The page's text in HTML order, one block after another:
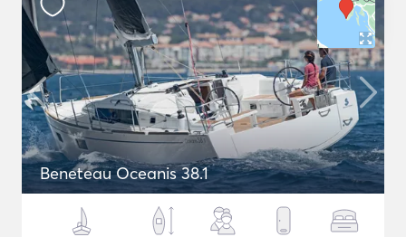
Beneteau Oceanis 38.1